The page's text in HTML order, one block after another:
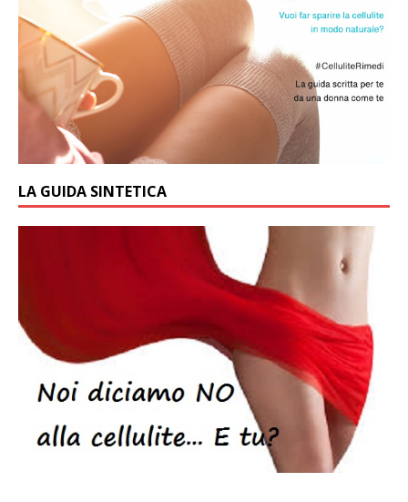
LA GUIDA SINTETICA